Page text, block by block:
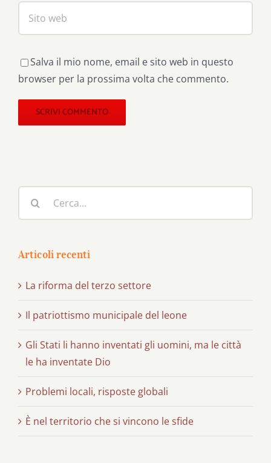
Salva il mio nome, email e sito web in questo
browser per la prossima volta che commento.
per:
Articoli recenti
La riforma del terzo settore
Il patriottismo municipale del leone
Gli Stati li hanno inventati gli uomini, ma le città
le ha inventate Dio
Problemi locali, risposte globali
È nel territorio che si vincono le sfide